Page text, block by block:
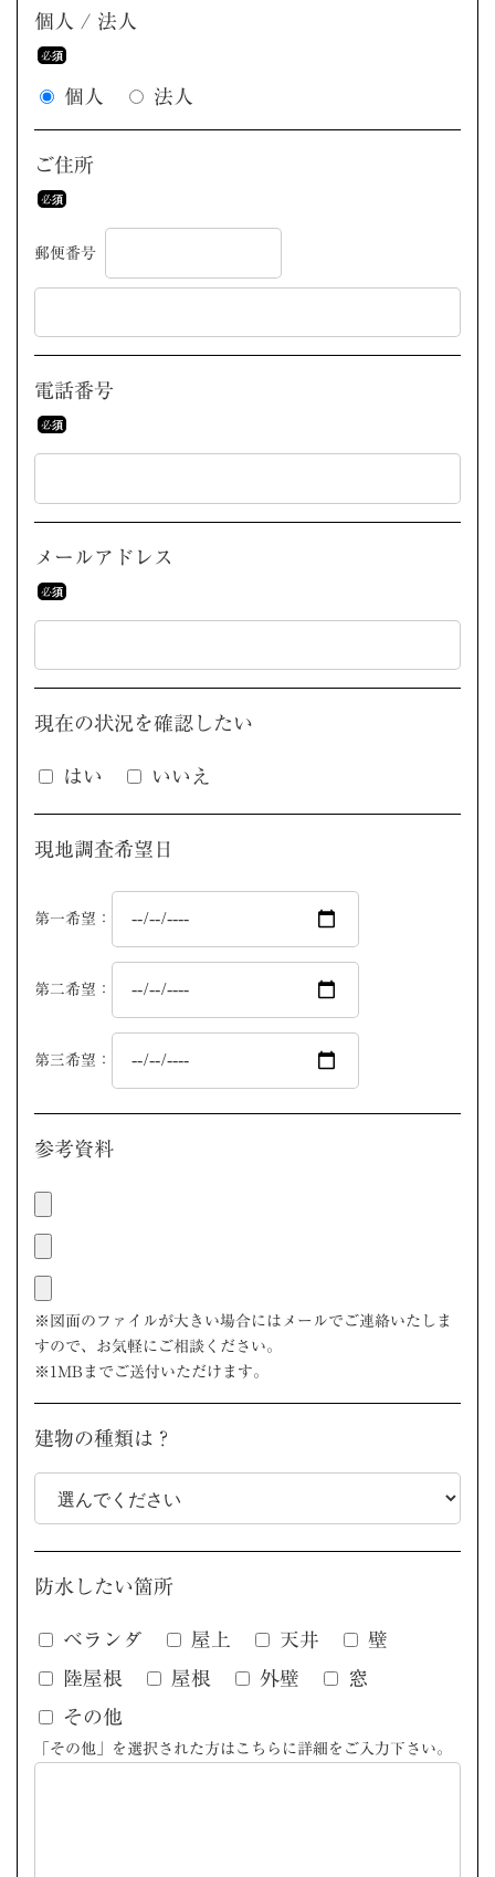
個人 / 法人
個人 法人
ご住所
郵便番号
電話番号
メールアドレス
現在の状況を確認したい
はい いいえ
現地調査希望日
第一希望：
第二希望：
第三希望：
参考資料
※図面のファイルが大きい場合にはメールでご連絡いたしま
すので、お気軽にご相談ください。
※1MBまでご送付いただけます。
建物の種類は？
防水したい箇所
ベランダ 屋上 天井
壁
陸屋根
屋根 外壁
窓
その他
「その他」を選択された方はこちらに詳細をご入力下さい。